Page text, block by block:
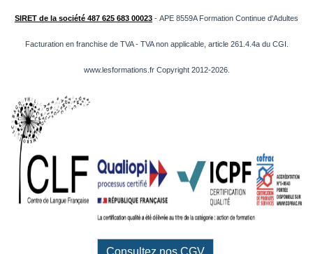
SIRET de la société 487 625 683 00023 - APE 8559A Formation Continue d'Adultes
Facturation en franchise de TVA - TVA non applicable, article 261.4.4a du CGI.
www.lesformations.fr Copyright 2012-2026.